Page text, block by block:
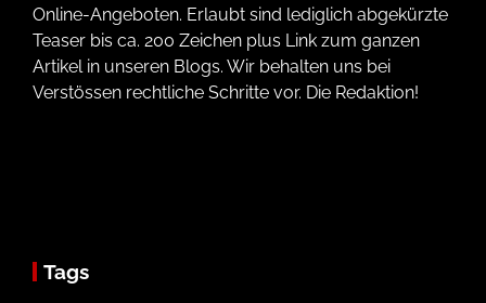
Online-Angeboten. Erlaubt sind lediglich abgekürzte
Teaser bis ca. 200 Zeichen plus Link zum ganzen
Artikel in unseren Blogs. Wir behalten uns bei
Verstössen rechtliche Schritte vor. Die Redaktion!
Tags